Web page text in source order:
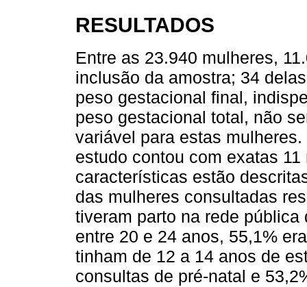
RESULTADOS
Entre as 23.940 mulheres,
inclusão da amostra; 34
peso gestacional final,
peso gestacional total, não
variável para estas
estudo contou com exatas
características estão
das mulheres consultadas
tiveram parto na rede
entre 20 e 24 anos, 55,1%
tinham de 12 a 14 anos de
consultas de pré-natal e